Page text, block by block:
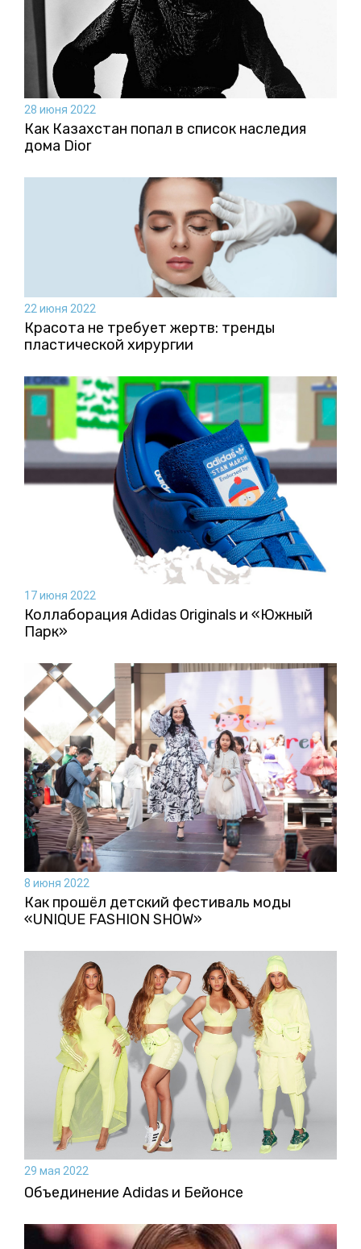
28 июня 2022
Как Казахстан попал в список наследия
дома Dior
22 июня 2022
Красота не требует жертв: тренды
пластической хирургии
17 июня 2022
Коллаборация Аdidas Originals и «Южный
Парк»
8 июня 2022
Как прошёл детский фестиваль моды
«UNIQUE FASHION SHOW»
29 мая 2022
Объединение Adidas и Бейонсе